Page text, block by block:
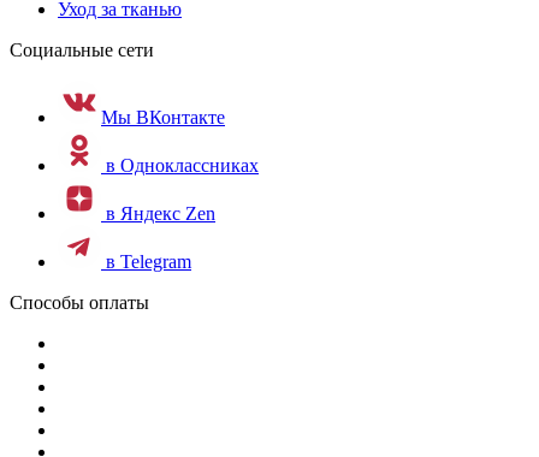
Уход за тканью
Социальные сети
Мы ВКонтакте
в Одноклассниках
в Яндекс Zen
в Telegram
Способы оплаты